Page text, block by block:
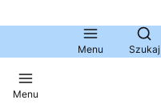
Menu Szukaj
Menu